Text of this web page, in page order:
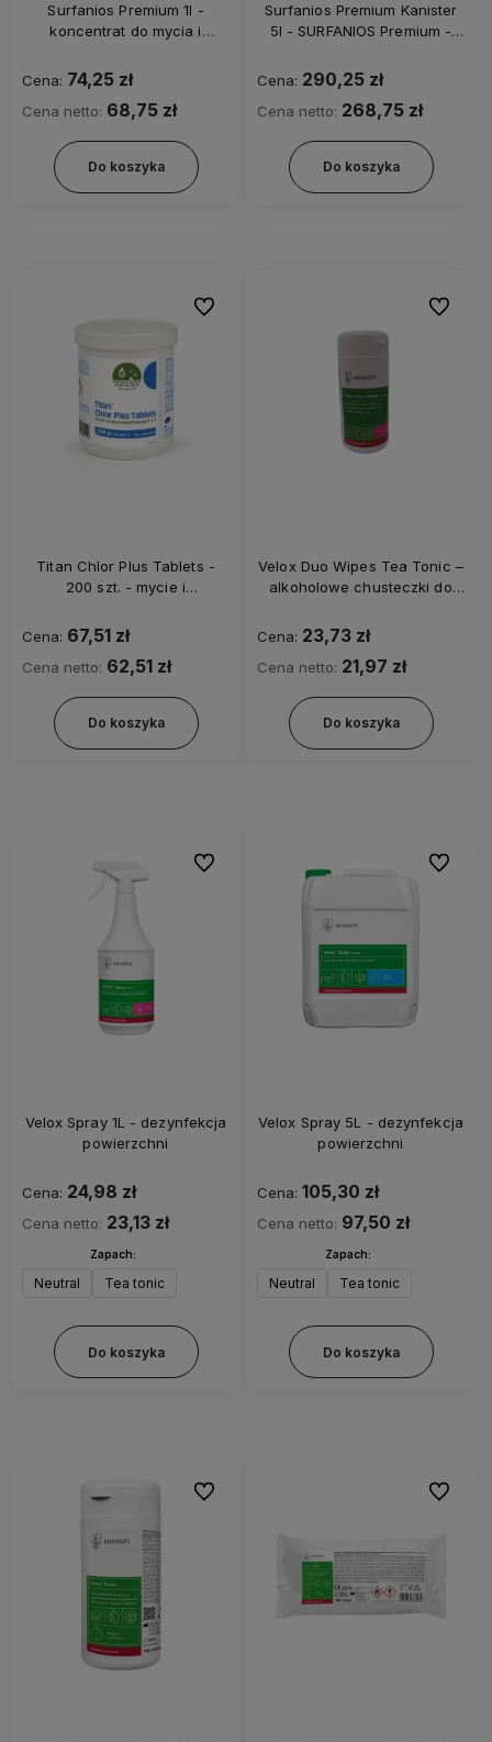
Surfanios Premium 1l -
koncentrat do mycia i
Cena: 74,25 zł
Cena netto: 68,75 zł
Do koszyka
Surfanios Premium Kanister
5l - SURFANIOS Premium -
wyrobów medycznych
Cena: 290,25 zł
Cena netto: 268,75 zł
Do koszyka
Titan Chlor Plus Tablets -
200 szt. - mycie i
Cena: 67,51 zł
Cena netto: 62,51 zł
Do koszyka
Do ulubionych
Velox Duo Wipes Tea Tonic –
alkoholowe chusteczki do
Cena: 23,73 zł
Cena netto: 21,97 zł
Do koszyka
Do
Velox Spray 1L - dezynfekcja
powierzchni
Cena: 24,98 zł
Cena netto: 23,13 zł
Zapach:
Neutral Tea tonic
Do koszyka
Do ulubionych
Velox Spray 5L - dezynfekcja
powierzchni
Cena: 105,30 zł
Cena netto: 97,50 zł
Zapach:
Neutral Tea tonic
Do koszyka
Do
Do ulubionych Do